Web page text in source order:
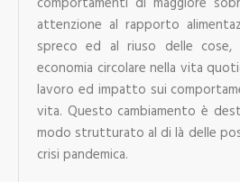
attenzione al rapporto
spreco ed al riuso delle
economia circolare nella vita
lavoro ed impatto sui
vita. Questo cambiamento è
modo strutturato al di là delle
crisi pandemica.